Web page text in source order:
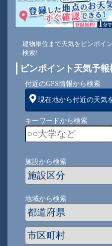
北東 東
1 1 1
建物単位まで天気をピンポイ
検索!
ピンポイント天気予報
付近のGPS情報から検索
現在地から付近の天気
キーワードから検索
施設から検索
地域から検索